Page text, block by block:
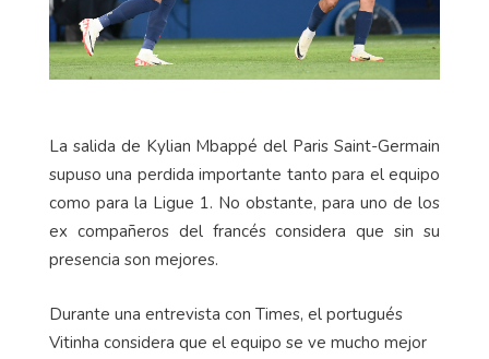
La salida de Kylian Mbappé del Paris Saint-Germain
supuso una perdida importante tanto para el equipo
como para la Ligue 1. No obstante, para uno de los
ex compañeros del francés considera que sin su
presencia son mejores.
Durante una entrevista con Times, el portugués
Vitinha considera que el equipo se ve mucho mejor